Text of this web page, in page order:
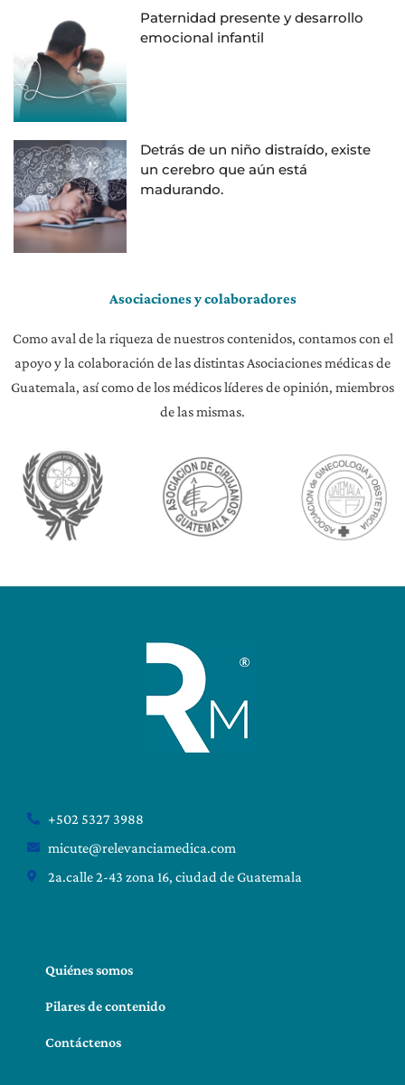
Paternidad presente y desarrollo
emocional infantil
Detrás de un niño distraído, existe
un cerebro que aún está
madurando.
Asociaciones y colaboradores
Como aval de la riqueza de nuestros contenidos, contamos con el
apoyo y la colaboración de las distintas Asociaciones médicas de
Guatemala, así como de los médicos líderes de opinión, miembros
de las mismas.
+502 5327 3988
micute@relevanciamedica.com
2a.calle 2-43 zona 16, ciudad de Guatemala
Quiénes somos
Pilares de contenido
Contáctenos